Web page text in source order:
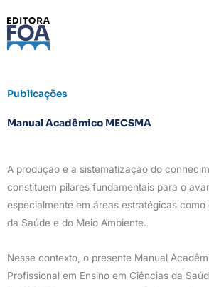
para
Publicações
Manual Acadêmico MECSMA
A produção e a sistematização do
constituem pilares fundamentais para o
especialmente em áreas estratégicas como
da Saúde e do Meio Ambiente.
Nesse contexto, o presente Manual
Profissional em Ensino em Ciências da